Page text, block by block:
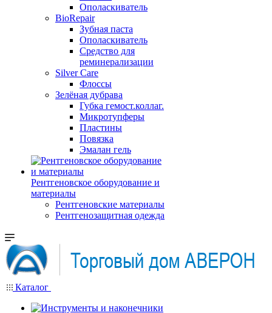
Ополаскиватель
BioRepair
Зубная паста
Ополаскиватель
Средство для
реминерализации
Silver Care
Флоссы
Зелёная дубрава
Губка гемост.коллаг.
Микротупферы
Пластины
Повязка
Эмалан гель
Рентгеновское оборудование и
материалы
Рентгеновские материалы
Рентгенозащитная одежда
Каталог